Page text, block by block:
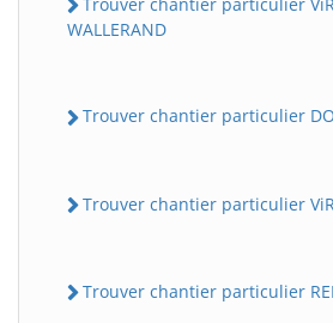
WALLERAND
Trouver chantier particulier
Trouver chantier particulier
Trouver chantier particulier